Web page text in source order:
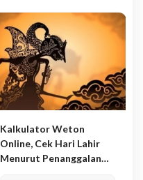
Kalkulator Weton
Online, Cek Hari Lahir
Menurut Penanggalan